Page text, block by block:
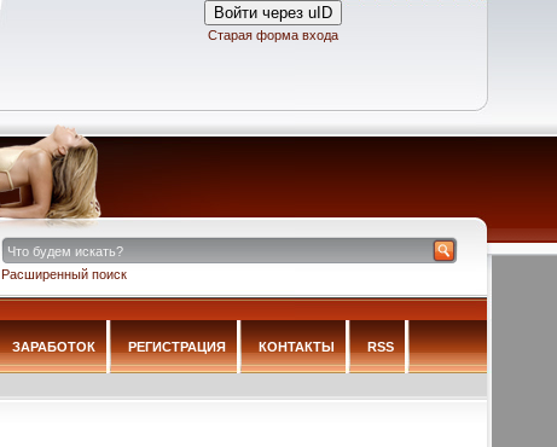
Войти через uID
Старая форма входа
Расширенный поиск
ЗАРАБОТОК РЕГИСТРАЦИЯ КОНТАКТЫ RSS